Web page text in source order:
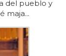
del pueblo y
maja...